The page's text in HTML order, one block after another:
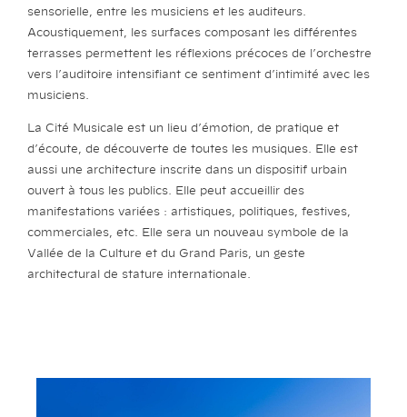
sensorielle, entre les musiciens et les auditeurs.
Acoustiquement, les surfaces composant les différentes
terrasses permettent les réflexions précoces de l’orchestre
vers l’auditoire intensifiant ce sentiment d’intimité avec les
musiciens.
La Cité Musicale est un lieu d’émotion, de pratique et
d’écoute, de découverte de toutes les musiques. Elle est
aussi une architecture inscrite dans un dispositif urbain
ouvert à tous les publics. Elle peut accueillir des
manifestations variées : artistiques, politiques, festives,
commerciales, etc. Elle sera un nouveau symbole de la
Vallée de la Culture et du Grand Paris, un geste
architectural de stature internationale.